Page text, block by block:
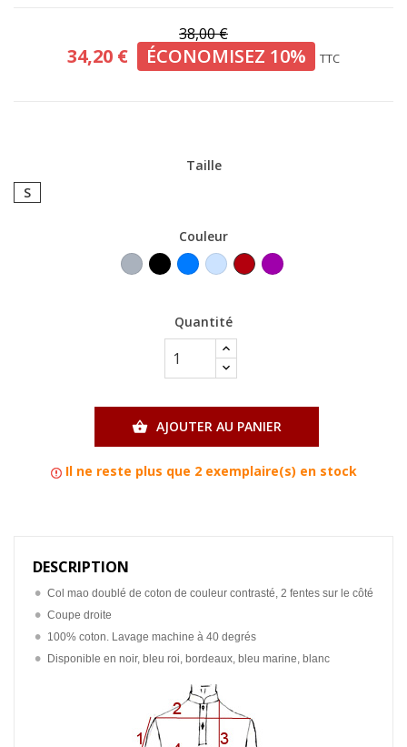
38,00 €
34,20 € ÉCONOMISEZ 10% TTC
Taille
S
Couleur
Gris Noir Bleu
roi
Bleu
ciel
Bordeaux
Violet
Quantité
 AJOUTER AU PANIER
Il ne reste plus que 2 exemplaire(s) en stock
DESCRIPTION
Col mao doublé de coton de couleur contrasté, 2 fentes sur le côté
Coupe droite
100% coton. Lavage machine à 40 degrés
Disponible en noir, bleu roi, bordeaux, bleu marine, blanc